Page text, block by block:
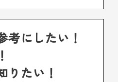
考にしたい！
りたい！